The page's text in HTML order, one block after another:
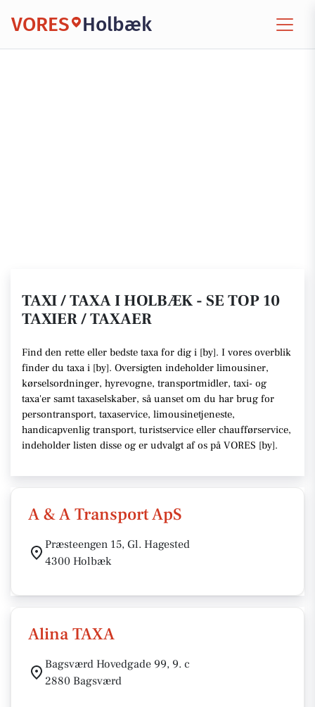
VORES Holbæk
TAXI / TAXA I HOLBÆK - SE TOP 10
TAXIER / TAXAER
Find den rette eller bedste taxa for dig i [by]. I vores overblik
finder du taxa i [by]. Oversigten indeholder limousiner,
kørselsordninger, hyrevogne, transportmidler, taxi- og
taxa'er samt taxaselskaber, så uanset om du har brug for
persontransport, taxaservice, limousinetjeneste,
handicapvenlig transport, turistservice eller chaufførservice,
indeholder listen disse og er udvalgt af os på VORES [by].
A & A Transport ApS
Præsteengen 15, Gl. Hagested
4300 Holbæk
Alina TAXA
Bagsværd Hovedgade 99, 9. c
2880 Bagsværd